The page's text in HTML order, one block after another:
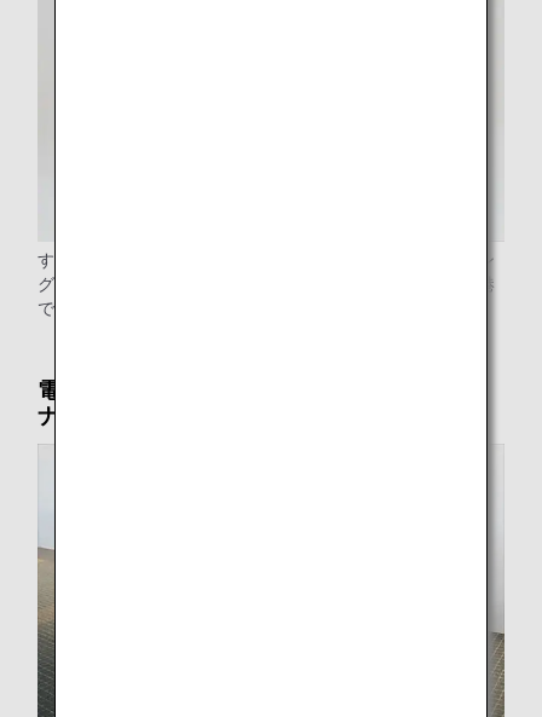
すべての空港で車いすをご用意しております。リクライニン
グ可能な車いすや、車いすのまま昇降できる車を一部の空港
でご用意しております。
電動カートサービス（羽田空港第2旅客ターミ
ナル限定）